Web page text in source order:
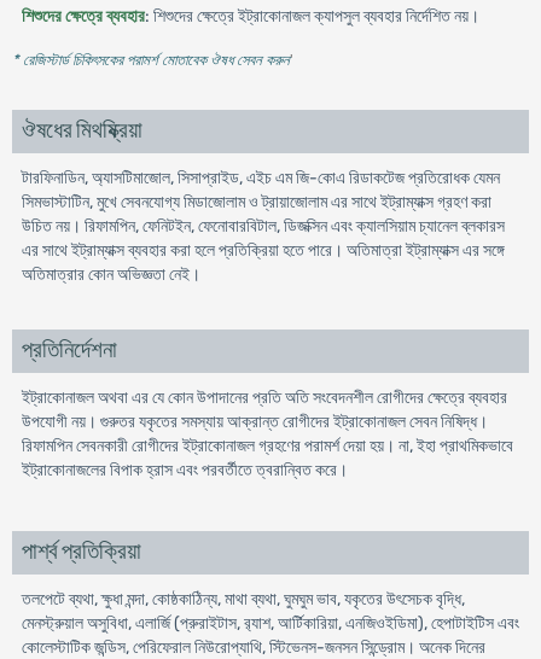
শিশুদের ক্ষেত্রে ব্যবহার: শিশুদের ক্ষেত্রে ইট্রাকোনাজল ক্যাপসুল ব্যবহার নির্দেশিত নয়।
* রেজিস্টার্ড চিকিৎসকের পরামর্শ মোতাবেক ঔষধ সেবন করুন'
ঔষধের মিথষ্ক্রিয়া
টারফিনাডিন, অ্যাসটিমাজোল, সিসাপ্রাইড, এইচ এম জি-কোএ রিডাকটেজ প্রতিরোধক যেমন
সিমভাস্টাটিন, মুখে সেবনযোগ্য মিডাজোলাম ও ট্রায়াজোলাম এর সাথে ইট্রাম্যাক্স গ্রহণ করা
উচিত নয়। রিফামপিন, ফেনিটইন, ফেনোবারবিটাল, ডিজক্সিন এবং ক্যালসিয়াম চ্যানেল ব্লকারস
এর সাথে ইট্রাম্যাক্স ব্যবহার করা হলে প্রতিক্রিয়া হতে পারে। অতিমাত্রা ইট্রাম্যাক্স এর সঙ্গে
অতিমাত্রার কোন অভিজ্ঞতা নেই।
প্রতিনির্দেশনা
ইট্রাকোনাজল অথবা এর যে কোন উপাদানের প্রতি অতি সংবেদনশীল রোগীদের ক্ষেত্রে ব্যবহার
উপযোগী নয়। গুরুতর যকৃতের সমস্যায় আক্রান্ত রোগীদের ইট্রাকোনাজল সেবন নিষিদ্ধ।
রিফামপিন সেবনকারী রোগীদের ইট্রাকোনাজল গ্রহণের পরামর্শ দেয়া হয়। না, ইহা প্রাথমিকভাবে
ইট্রাকোনাজলের বিপাক হ্রাস এবং পরবর্তীতে ত্বরান্বিত করে।
পার্শ্ব প্রতিক্রিয়া
তলপেটে ব্যথা, ক্ষুধা মন্দা, কোষ্ঠকাঠিন্য, মাথা ব্যথা, ঘুমঘুম ভাব, যকৃতের উৎসেচক বৃদ্ধি,
মেনস্ট্রুয়াল অসুবিধা, এলার্জি (প্রুরাইটাস, র‍্যাশ, আর্টিকারিয়া, এনজিওইডিমা), হেপাটাইটিস এবং
কোলেস্টাটিক জন্ডিস, পেরিফেরাল নিউরোপ্যাথি, স্টিভেনস-জনসন সিন্ড্রোম। অনেক দিনের